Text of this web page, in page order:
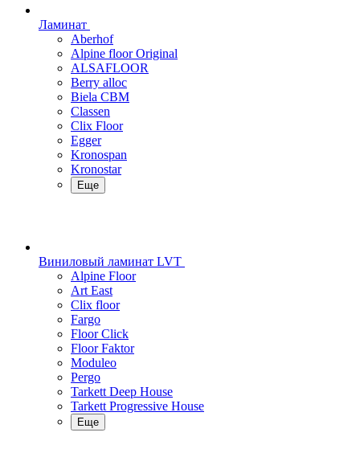
Ламинат
Aberhof
Alpine floor Original
ALSAFLOOR
Berry alloc
Biela CBM
Classen
Clix Floor
Egger
Kronospan
Kronostar
Еще
Виниловый ламинат LVT
Alpine Floor
Art East
Clix floor
Fargo
Floor Click
Floor Faktor
Moduleo
Pergo
Tarkett Deep House
Tarkett Progressive House
Еще